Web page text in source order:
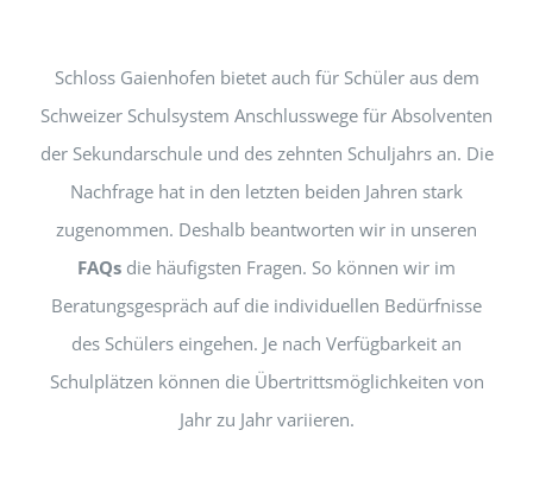
Schloss Gaienhofen bietet auch für Schüler aus dem
Schweizer Schulsystem Anschlusswege für Absolventen
der Sekundarschule und des zehnten Schuljahrs an. Die
Nachfrage hat in den letzten beiden Jahren stark
zugenommen. Deshalb beantworten wir in unseren
FAQs die häufigsten Fragen. So können wir im
Beratungsgespräch auf die individuellen Bedürfnisse
des Schülers eingehen. Je nach Verfügbarkeit an
Schulplätzen können die Übertrittsmöglichkeiten von
Jahr zu Jahr variieren.